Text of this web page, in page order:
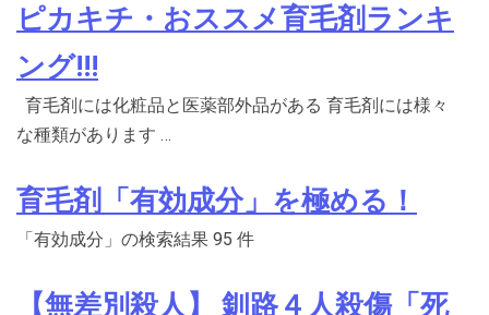
ピカキチ・おススメ育毛剤ランキ
ング!!!
育毛剤には化粧品と医薬部外品がある 育毛剤には様々
な種類があります …
育毛剤「有効成分」を極める！
「有効成分」の検索結果 95 件
【無差別殺人】 釧路４人殺傷「死